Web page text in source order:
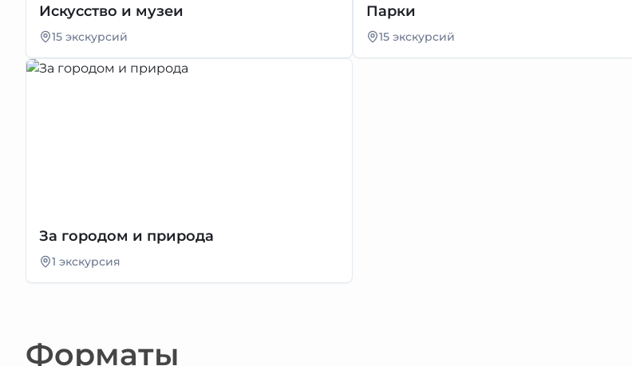
Искусство и музеи
15 экскурсий
Парки
15 экскурсий
За городом и природа
1 экскурсия
Форматы